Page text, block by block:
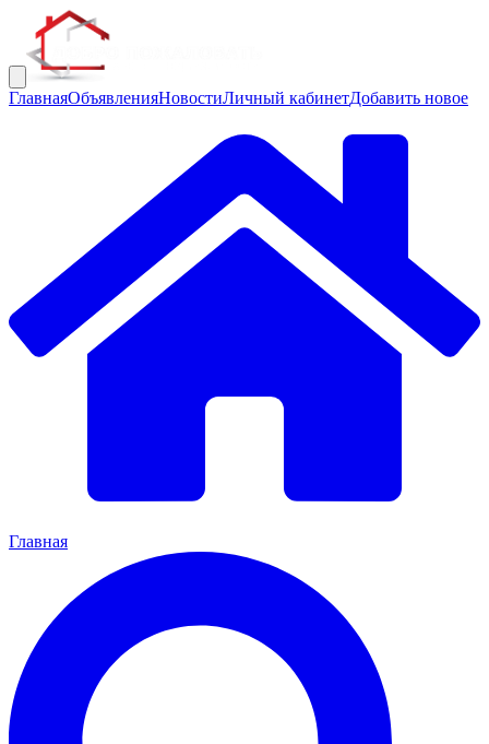
ГлавнаяОбъявленияНовостиЛичный кабинетДобавить новое
Главная